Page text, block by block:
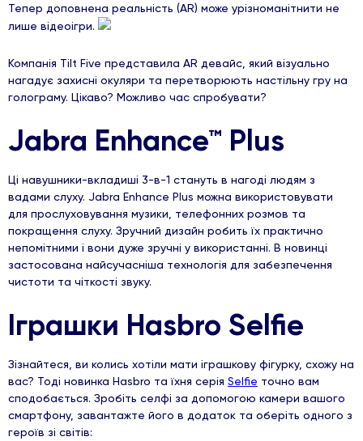
Тепер доповнена реальність (AR) може урізноманітнити не
лише відеоігри.
Компанія Tilt Five представила AR девайс, який візуально
нагадує захисні окуляри та перетворюють настільну гру на
голограму. Цікаво? Можливо час спробувати?
Jabra Enhance™ Plus
Ці навушники-вкладиші 3-в-1 стануть в нагоді людям з
вадами слуху. Jabra Enhance Plus можна використовувати
для прослуховування музики, телефонних розмов та
покращення слуху. Зручний дизайн робить їх практично
непомітними і вони дуже зручні у використанні. В новинці
застосована найсучасніша технологія для забезпечення
чистоти та чіткості звуку.
Іграшки Hasbro Selfie
Зізнайтеся, ви колись хотіли мати іграшкову фігурку, схожу на
вас? Тоді новинка Hasbro та їхня серія Selfie точно вам
сподобається. Зробіть селфі за допомогою камери вашого
смартфону, завантажте його в додаток та оберіть одного з
героїв зі світів: